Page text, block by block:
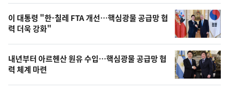
오
늘
의
사
진
이 대통령 "한-칠레 FTA 개선…핵심광물 공급망 협
력 더욱 강화"
내년부터 아르헨산 원유 수입…핵심광물 공급망 협
력 체계 마련